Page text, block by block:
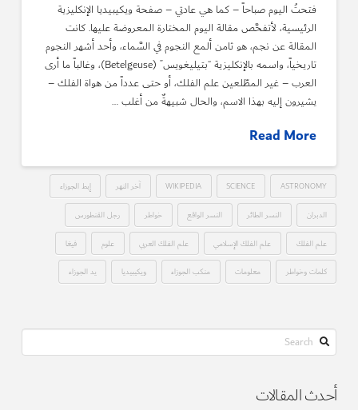
فتحتُ اليوم صباحاً – كما هي عادتي – صفحة ويكيبيديا الإنكليزية
الرئيسية، لأتفحَّص مقالة اليوم المختارة المعروضة عليها. كانت
المقالة عن نجم، هو ثامن ألمع النجوم في السَّماء، وأحد أشهر النجوم
تاريخياً، واسمه بالإنكليزية “بتيليغويس” (Betelgeuse)، وغالباً ما أرى
العرب – غير المطّلعين علم الفلك، أو حتى عدداً من هواة الفلك –
يشيرون إليه بهذا الاسم، والحال شبيهةٌ من أغلب …
Read More
ASTRONOMY
SCIENCE
WIKIPEDIA آخر النهر إبط الجوزاء
الدبران النسر الطائر النسر الواقع خواطر رجل القنطورس
علم الفلك علم الفلك الإسلامي علم الفلك العربي علوم فيغا
كلمات وخواطر معلومات منكب الجوزاء ويكيبيديا يد الجوزاء
Search
أحدث المقالات